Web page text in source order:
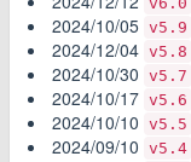
2024/10/05 v5.9
2024/12/04 v5.8
2024/10/30 v5.7
2024/10/17 v5.6
2024/10/10 v5.5
2024/09/10 v5.4